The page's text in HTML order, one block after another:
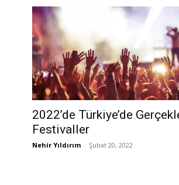
2022’de Türkiye’de
Festivaller
Nehir Yıldırım - Şubat 20, 2022